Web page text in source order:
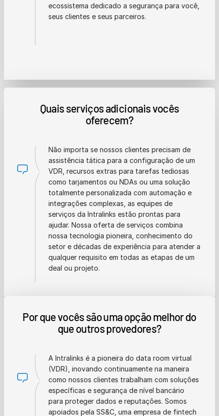
ecossistema dedicado a segurança para você,
seus clientes e seus parceiros.
Quais serviços adicionais vocês
oferecem?
Não importa se nossos clientes precisam de
assistência tática para a configuração de um
VDR, recursos extras para tarefas tediosas
como tarjamentos ou NDAs ou uma solução
totalmente personalizada com automação e
integrações complexas, as equipes de
serviços da Intralinks estão prontas para
ajudar. Nossa oferta de serviços combina
nossa tecnologia pioneira, conhecimento do
setor e décadas de experiência para atender a
qualquer requisito em todas as etapas de um
deal ou projeto.
Por que vocês são uma opção melhor do
que outros provedores?
A Intralinks é a pioneira do data room virtual
(VDR), inovando continuamente na maneira
como nossos clientes trabalham com soluções
específicas e segurança de nível bancário
para proteger dados e reputações. Somos
apoiados pela SS&C, uma empresa de fintech